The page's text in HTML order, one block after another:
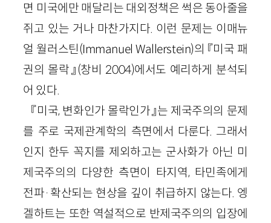
면 미국에만 매달리는 대외정책은 썩은 동아줄을
쥐고 있는 거나 마찬가지다. 이런 문제는 이매뉴
얼 월러스틴(Immanuel Wallerstein)의 『미국 패
권의 몰락』(창비 2004)에서도 예리하게 분석되
어 있다.
『미국, 변화인가 몰락인가』는 제국주의의 문제
를 주로 국제관계학의 측면에서 다룬다. 그래서
인지 한두 꼭지를 제외하고는 군사화가 아닌 미
제국주의의 다양한 측면이 타지역, 타민족에게
전파·확산되는 현상을 깊이 취급하지 않는다. 엥
겔하트는 또한 역설적으로 반제국주의의 입장에